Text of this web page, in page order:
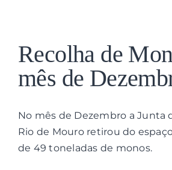
Balcão Digital
Espaço Cultural
Larger
Image
Recolha de
mês de
No mês de Dezembro a Junta
Rio de Mouro retirou do
de 49 toneladas de monos.